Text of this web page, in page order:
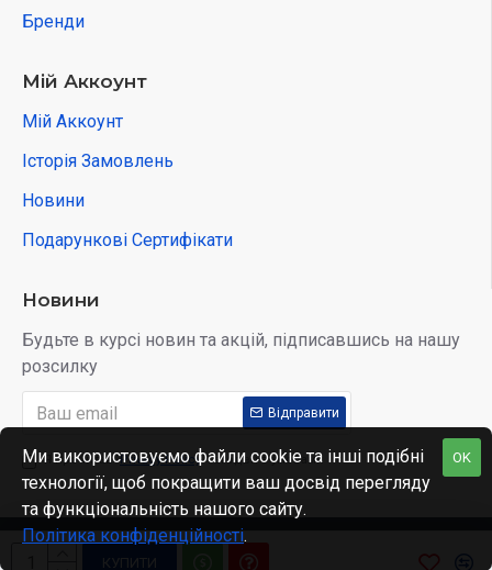
КУПИТИ
Бренди
Мій Аккоунт
Мій Аккоунт
Історія Замовлень
Новини
Подарункові Сертифікати
Новини
Будьте в курсі новин та акцій, підписавшись на нашу
розсилку
Відправити
Я прочитав Privacy Policy і згоден з умовами
Copyright © 2022, Kidobo, All Rights Reserved
OK
Ми використовуємо файли cookie та інші подібні
технології, щоб покращити ваш досвід перегляду
та функціональність нашого сайту.
Політика конфіденційності.